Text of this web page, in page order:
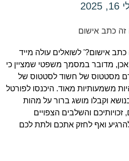
2025
אישום?' לשואלים עולה מייד
מדובר במסמך משפטי שמציין כי
מסטטוס של חשוד לסטטוס של
משמעותיות מאוד. היכנסו לפורטל
וקבלו מושג ברור על מהות
והשלבים הצפויים
ואף לחזק אתכם ולתת לכם